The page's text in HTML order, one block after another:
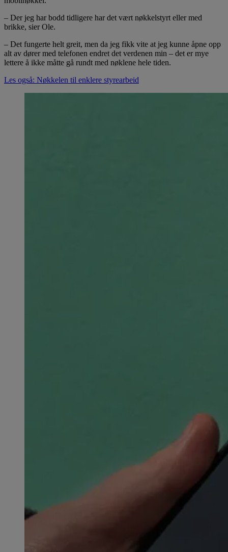
– Der jeg har bodd tidligere har det vært nøkkelstyrt eller med
brikke, sier Ole.
– Det fungerte helt greit, men da jeg fikk vite at jeg kunne åpne opp
alt av dører med telefonen endret det verdenen min – det er mye
lettere å ikke måtte gå rundt med nøklene hele tiden.
Les også: Nøkkelen til enklere styrearbeid